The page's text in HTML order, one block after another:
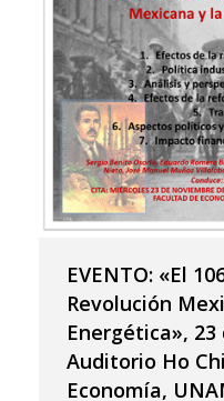
EVENTO: «El
Revolución
Energética»,
Auditorio Ho
Economía,